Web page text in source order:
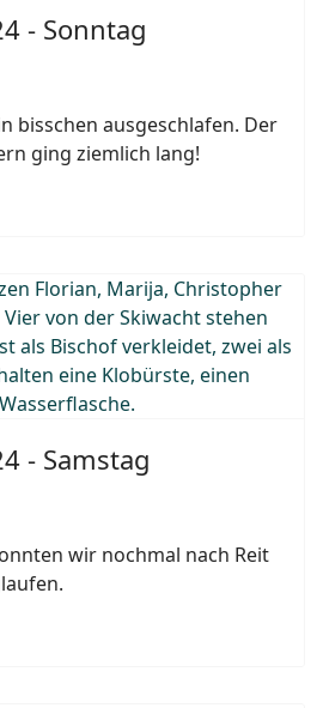
- Sonntag
bisschen ausgeschlafen. Der
ging ziemlich lang!
- Samstag
wir nochmal nach Reit